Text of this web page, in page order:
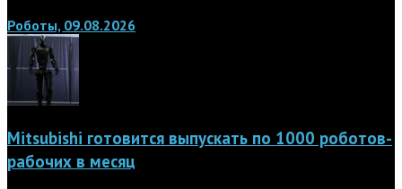
Роботы, 09.08.2026
Mitsubishi готовится выпускать по 1000 роботов-
рабочих в месяц